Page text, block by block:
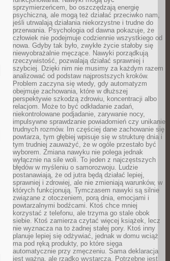
sprzymierzeńcem, bo oszczędzają energię
psychiczną, ale mogą też działać przeciwko nam,
jeśli utrwalają działania niekorzystne i trudne do
przerwania. Psychologia od dawna pokazuje, że
człowiek nie podejmuje codziennie wszystkiego od
nowa. Gdyby tak było, zwykłe życie stałoby się
niewyobrażalnie męczące. Nawyki porządkują
rzeczywistość, pozwalają działać sprawniej i
szybciej. Dzięki nim nie musimy za każdym razem
analizować od podstaw najprostszych kroków.
Problem zaczyna się wtedy, gdy automatyzm
obejmuje zachowania, które w dłuższej
perspektywie szkodzą zdrowiu, koncentracji albo
relacjom. Może to być odkładanie zadań,
niekontrolowane podjadanie, zarywanie nocy,
impulsywne sprawdzanie powiadomień czy unikanie
trudnych rozmów. Im częściej dane zachowanie się
powtarza, tym głębiej wpisuje się w strukturę dnia i
tym trudniej zauważyć, że w ogóle przestało być
wyborem. Zmiana nawyku nie polega jednak
wyłącznie na sile woli. To jeden z najczęstszych
błędów w myśleniu o samorozwoju. Ludzie
postanawiają, że od jutra będą działać lepiej,
sprawniej i zdrowiej, ale nie zmieniają warunków, w
których funkcjonują. Tymczasem nawyki są silnie
związane z otoczeniem, porą dnia, emocjami i
powtarzalnymi bodźcami. Ktoś chce mniej
korzystać z telefonu, ale trzyma go stale obok
siebie. Ktoś zamierza czytać więcej książek, lecz
nie wyznacza na to żadnej stałej pory. Ktoś inny
planuje lepiej się odżywiać, jednak w domu wciąż
ma pod ręką produkty, po które sięga
automatycznie przy zmęczeniu. Sama deklaracja
jest ważna, ale rzadko wystarcza. Potrzebne jest